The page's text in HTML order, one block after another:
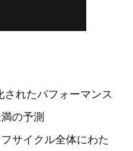
されたパフォーマンス
の予測
サイクル全体にわた